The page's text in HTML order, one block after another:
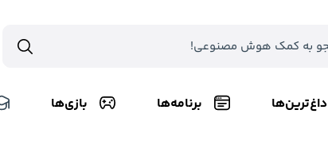
داغ‌ترین‌ها برنامه‌ها بازی‌ها